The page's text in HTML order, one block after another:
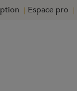
Espace pro